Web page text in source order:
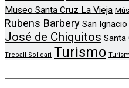
Museo Santa Cruz La Vieja
Rubens Barbery San
José de Chiquitos Santa
Treball Solidari Turismo